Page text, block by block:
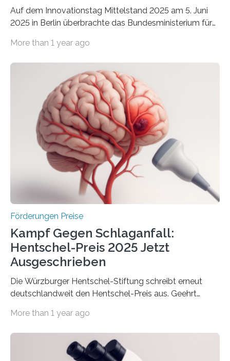
Auf dem Innovationstag Mittelstand 2025 am 5. Juni
2025 in Berlin überbrachte das Bundesministerium für
Überplanmäßige Verpflichtungsermächtigungen in
Woche vom Haushaltsausschuss freigegeben – unter
anderem zur Unterstützung der
Industrieforschungsprogramme Industrielle
Gemeinschaftsforschung (IGF), Zentrales
Innovationsprogramm Mittelstand (ZIM) und
Innovationskompetenz INNO-KOM. Auf dem
Innovationstag Mittelstand 2025 am 5. Juni 2025 in
Berlin überbrachte das Bundesministerium für
Wirtschaft und Energie eine gute Nachricht:
Überplanmäßige Verpflichtungsermächtigungen in
More than 1 year ago
Förderungen Preise
Kampf Gegen Schlaganfall:
Hentschel-Preis 2025 Jetzt
Ausgeschrieben
Die Würzburger Hentschel-Stiftung schreibt erneut
deutschlandweit den Hentschel-Preis aus. Geehrt
hochrangige wissenschaftliche Publikation zum Thema
Schlaganfall“ mit Sitz in Würzburg fördert die
Schlaganfallforschung, um die Behandlung der
More than 1 year ago